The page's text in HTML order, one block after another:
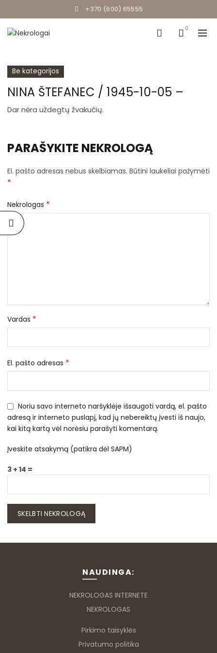
+370 (600) 65555
0
Be kategorijos
NINA ŠTEFANEC / 1945-10-05 –
Dar nėra uždegtų žvakučių.
PARAŠYKITE NEKROLOGĄ
El. pašto adresas nebus skelbiamas. Būtini laukeliai pažymėti
*
Nekrologas *
Vardas *
El. pašto adresas *
Noriu savo interneto naršyklėje išsaugoti vardą, el. pašto
adresą ir interneto puslapį, kad jų nebereiktų įvesti iš naujo,
kai kitą kartą vėl norėsiu parašyti komentarą.
Įveskite atsakymą (patikra dėl SAPM)
3 + 14 =
NAUDINGA:
NEKROLOGAS INTERNETE
NEKROLOGAS
Pirkimo taisyklės
Privatumo politika